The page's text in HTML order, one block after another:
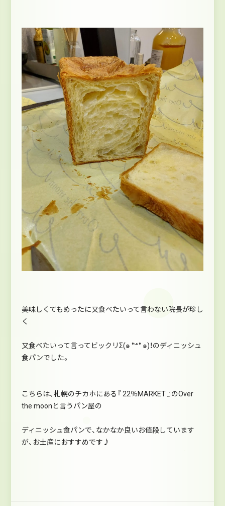
美味しくてもめったに又食べたいって言わない院長が珍し
く
又食べたいって言ってビックリΣ(๑ °꒳° ๑)！のディニッシュ
食パンでした。
こちらは、札幌のチカホにある『 22％MARKET 』のOver
the moonと言うパン屋の
ディニッシュ食パンで、なかなか良いお値段しています
が、お土産におすすめです♪